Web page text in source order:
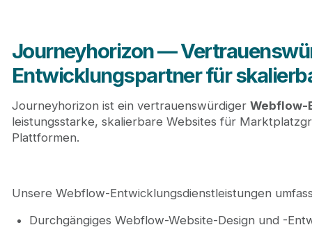
Journeyhorizon —
Entwicklungspartner für
Journeyhorizon ist ein vertrauenswürdiger Webflow-
leistungsstarke, skalierbare Websites für
Plattformen.
Unsere Webflow-Entwicklungsdienstleistungen
Durchgängiges Webflow-Website-Design und -